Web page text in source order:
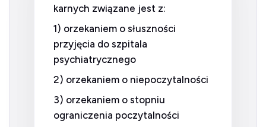
karnych związane jest z:
1) orzekaniem o słuszności
przyjęcia do szpitala
psychiatrycznego
2) orzekaniem o niepoczytalności
3) orzekaniem o stopniu
ograniczenia poczytalności